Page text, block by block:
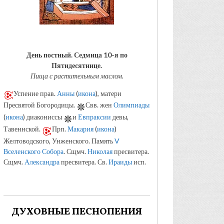
День постный.Седмица 10-я по
Пятидесятнице.
Пища с растительным маслом.
Успение прав. Анны(икона), матери
Пресвятой Богородицы.
Свв. жен Олимпиады
(икона) диакониссы и Евпраксии девы,
Тавеннской.
Прп.Макария(икона)
Желтоводского, Унженского. ПамятьV
Вселенского Собора. Сщмч.Николаяпресвитера.
Сщмч. Александрапресвитера. Св.Ираидыисп.
ДУХОВНЫЕ ПЕСНОПЕНИЯ